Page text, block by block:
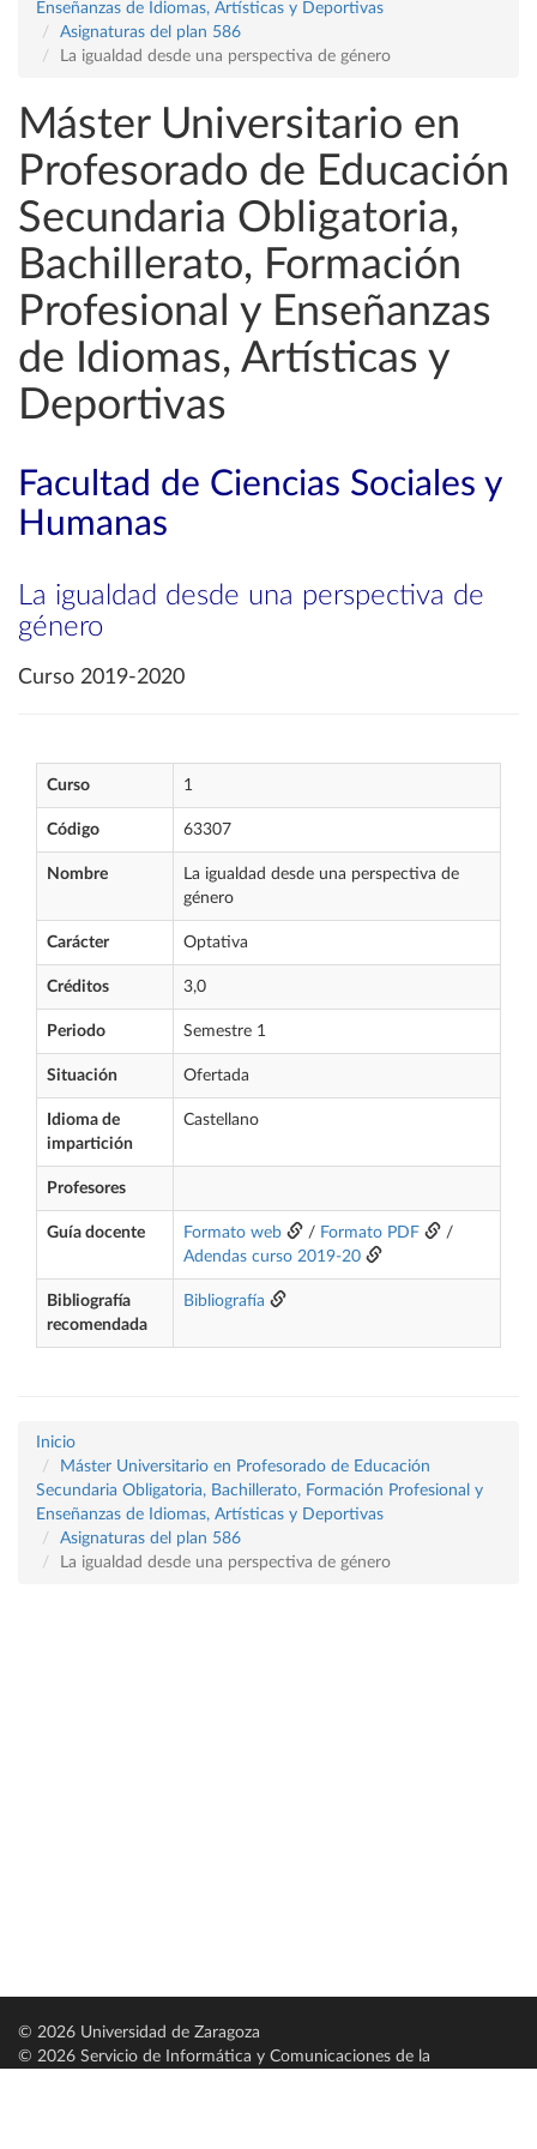
Enseñanzas de Idiomas, Artísticas y Deportivas
Asignaturas del plan 586
La igualdad desde una perspectiva de género
Máster Universitario en
Profesorado de Educación
Secundaria Obligatoria,
Bachillerato, Formación
Profesional y Enseñanzas
de Idiomas, Artísticas y
Deportivas
Facultad de Ciencias Sociales y
Humanas
La igualdad desde una perspectiva de
género
Curso 2019-2020
Curso 1
Código 63307
Nombre
La igualdad desde una perspectiva de
género
Carácter Optativa
Créditos 3,0
Periodo Semestre 1
Situación Ofertada
Idioma de
impartición
Castellano
Profesores
Guía docente Formato web / Formato PDF
/
Adendas curso 2019-20
Bibliografía
recomendada
Bibliografía
Inicio
Máster Universitario en Profesorado de Educación
Secundaria Obligatoria, Bachillerato, Formación Profesional y
Enseñanzas de Idiomas, Artísticas y Deportivas
Asignaturas del plan 586
La igualdad desde una perspectiva de género
© 2026 Universidad de Zaragoza
© 2026 Servicio de Informática y Comunicaciones de la